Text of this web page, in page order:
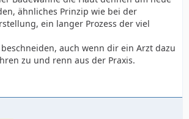
ähnliches Prinzip wie bei der
ein langer Prozess der viel
auch wenn dir ein Arzt dazu
zu und renn aus der Praxis.